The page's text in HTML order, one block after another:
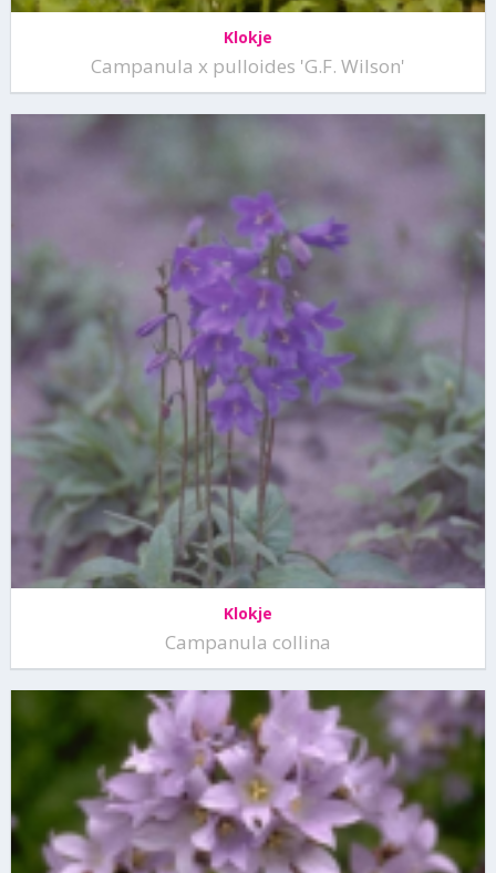
Klokje
Campanula x pulloides 'G.F. Wilson'
Klokje
Campanula collina